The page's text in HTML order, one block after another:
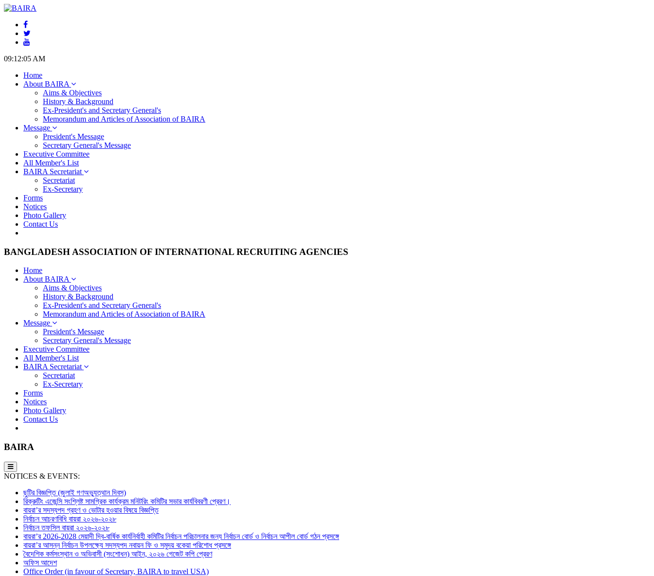
09:12:06 AM
Home
About BAIRA
Aims & Objectives
History & Background
Ex-President's and Secretary General's
Memorandum and Articles of Association of BAIRA
Message
President's Message
Secretary General's Message
Executive Committee
All Member's List
BAIRA Secretariat
Secretariat
Ex-Secretary
Forms
Notices
Photo Gallery
Contact Us
BANGLADESH ASSOCIATION OF INTERNATIONAL RECRUITING AGENCIES
Home
About BAIRA
Aims & Objectives
History & Background
Ex-President's and Secretary General's
Memorandum and Articles of Association of BAIRA
Message
President's Message
Secretary General's Message
Executive Committee
All Member's List
BAIRA Secretariat
Secretariat
Ex-Secretary
Forms
Notices
Photo Gallery
Contact Us
BAIRA
NOTICES & EVENTS:
ছুটির বিজ্ঞপ্তি (জুলাই গণঅভ্যুত্থান দিবস)
রিক্রুটিং এজেন্সি সংশ্লিষ্ট সামগ্রিক কার্যক্রম মনিটরিং কমিটির সভার কার্যবিবরণী প্রেরণ।
বায়রা’র সদস্যপদ গ্রহণ ও ভোটার হওয়ার বিষয়ে বিজ্ঞপ্তি
নির্বাচন আচরণবিধি বায়রা ২০২৬-২০২৮
নির্বাচন তফসিল বায়রা ২০২৬-২০২৮
বায়রা’র 2026-2028 মেয়াদী দ্বি-বার্ষিক কার্যনির্বাহী কমিটির নির্বাচন পরিচালনার জন্য নির্বাচন বোর্ড ও নির্বাচন আপীল বোর্ড গঠন প্রসঙ্গে
বায়রা’র আসন্ন নির্বাচন উপলক্ষ্যে সদস্যপদ নবায়ন ফি ও সমুদয় বকেয়া পরিশোধ প্রসঙ্গে
বৈদেশিক কর্মসংস্থান ও অভিবাসী (সংশোধন) আইন, ২০২৬ গেজেট কপি প্রেরণ
অফিস আদেশ
Office Order (in favour of Secretary, BAIRA to travel USA)